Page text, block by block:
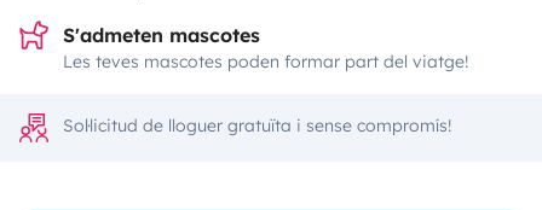
S'admeten mascotes
Les teves mascotes poden formar part del viatge!
Sol·licitud de lloguer gratuïta i sense compromís!